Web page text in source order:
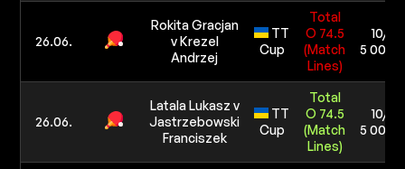
26.06.
Rokita Gracjan
v Krezel
Andrzej
TT
Cup
Total
O 74.5
(Match
Lines)
10/10
5 000
26.06.
Latala Lukasz v
Jastrzebowski
Franciszek
TT
Cup
Total
O 74.5
(Match
Lines)
10/10
5 000